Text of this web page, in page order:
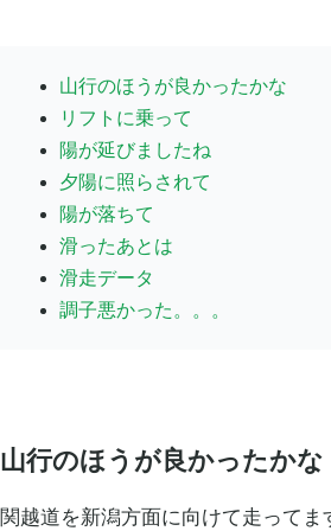
山行のほうが良かったかな
リフトに乗って
陽が延びましたね
夕陽に照らされて
陽が落ちて
滑ったあとは
滑走データ
調子悪かった。。。
山行のほうが良かったかな
関越道を新潟方面に向けて走ってま